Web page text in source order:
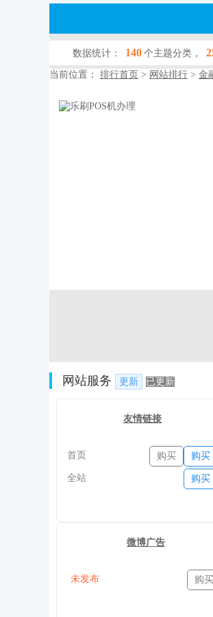
数据统计： 140 个主题分类，
当前位置： 排行首页 > 网站排行 > 金
网站服务 更新 已更新
友情链接
首页 购买
购买
全站 购买
微博广告
未发布 购买